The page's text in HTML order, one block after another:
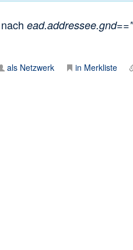
als Netzwerk in Merkliste